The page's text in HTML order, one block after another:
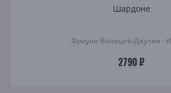
Шардоне
Фриули-Венеция-Джулия ·
2790 ₽